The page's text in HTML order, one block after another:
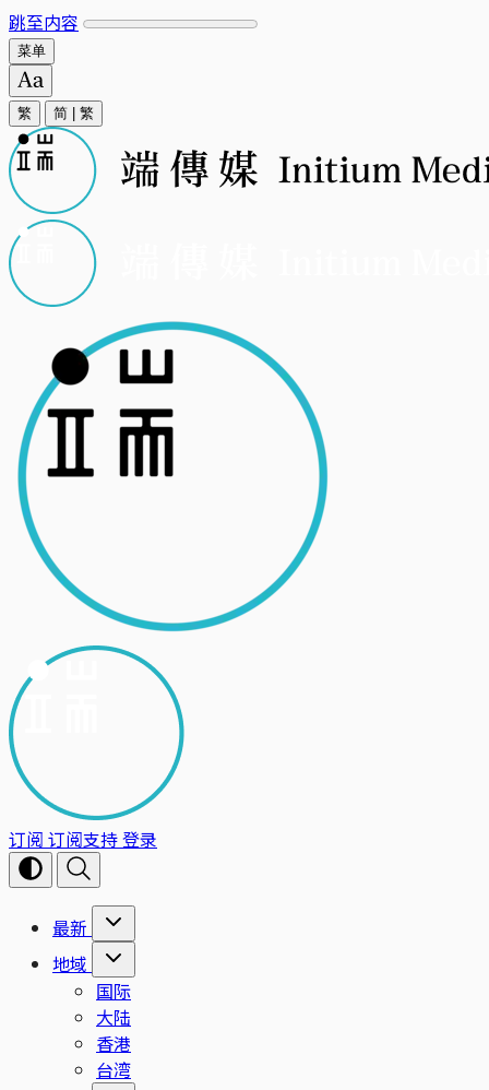
跳至内容
菜单
繁 简 繁
订阅 订阅支持登录
最新
地域
国际
大陆
香港
台湾